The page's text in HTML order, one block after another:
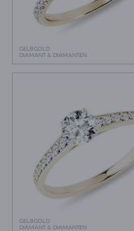
GELBGOLD
DIAMANT & DIAMANTEN
GELBGOLD
DIAMANT & DIAMANTEN